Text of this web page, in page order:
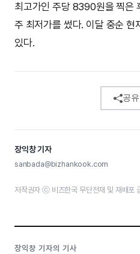
최고가인 주당 8390원을 찍
주 최저가를 썼다. 이달 중순
있다.
공
장익창 기자
sanbada@bizhankook.com
저작권자 ⓒ 비즈한국 무단전재 및 재배포
장익창 기자의 기사